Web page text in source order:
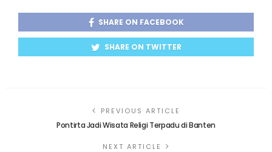
SHARE ON FACEBOOK
SHARE ON TWITTER
PREVIOUS ARTICLE
Pontirta Jadi Wisata Religi Terpadu di Banten
NEXT ARTICLE